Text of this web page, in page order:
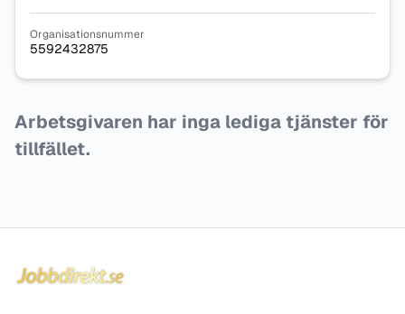
Organisationsnummer
5592432875
Arbetsgivaren har inga lediga tjänster för
tillfället.